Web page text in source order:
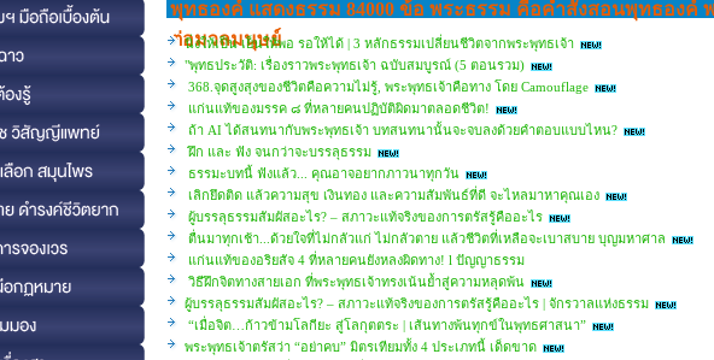
พุทธองค์ แสดงธรรม 84000 ข้อ พระธรรม คือคำสั่งสอนพุทธองค์
ต่อมวลมนุษย์
นิ่งให้เป็น เย็นให้พอ รอให้ได้ | 3 หลักธรรมเปลี่ยนชีวิตจากพระพุทธเจ้า
"พุทธประวัติ: เรื่องราวพระพุทธเจ้า ฉบับสมบูรณ์ (5 ตอนรวม)
368.จุดสูงสุงของชีวิตคือความไม่รู้, พระพุทธเจ้าคือทาง โดย Camouflage
แก่นแท้ของมรรค ๘ ที่หลายคนปฏิบัติผิดมาตลอดชีวิต!
ถ้า AI ได้สนทนากับพระพุทธเจ้า บทสนทนานั้นจะจบลงด้วยคำตอบแบบไหน?
ฝึก และ ฟัง จนกว่าจะบรรลุธรรม
ธรรมะบทนี้ ฟังแล้ว... คุณอาจอยากภาวนาทุกวัน
เลิกยึดติด แล้วความสุข เงินทอง และความสัมพันธ์ที่ดี จะไหลมาหาคุณเอง
ผู้บรรลุธรรมสัมผัสอะไร? – สภาวะแท้จริงของการตรัสรู้คืออะไร
ตื่นมาทุกเช้า...ด้วยใจที่ไม่กลัวแก่ ไม่กลัวตาย แล้วชีวิตที่เหลือจะเบาสบาย บุญมหาศาล
แก่นแท้ของอริยสัจ 4 ที่หลายคนยังหลงผิดทาง! l ปัญญาธรรม
วิธีฝึกจิตทางสายเอก ที่พระพุทธเจ้าทรงเน้นย้ำสู่ความหลุดพ้น
ผู้บรรลุธรรมสัมผัสอะไร? – สภาวะแท้จริงของการตรัสรู้คืออะไร | จักรวาลแห่งธรรม
“เมื่อจิต…ก้าวข้ามโลกียะ สู่โลกุตตระ | เส้นทางพ้นทุกข์ในพุทธศาสนา”
พระพุทธเจ้าตรัสว่า “อย่าคบ” มิตรเทียมทั้ง 4 ประเภทนี้ เด็ดขาด